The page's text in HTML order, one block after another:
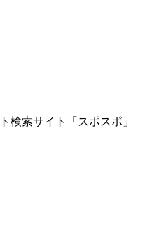
検索サイト「スポスポ」